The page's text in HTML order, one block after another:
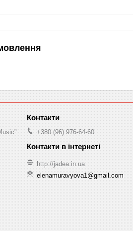
+380 (96) 976-64-60
http://jadea.in.ua
elenamuravyova1@gmail.com